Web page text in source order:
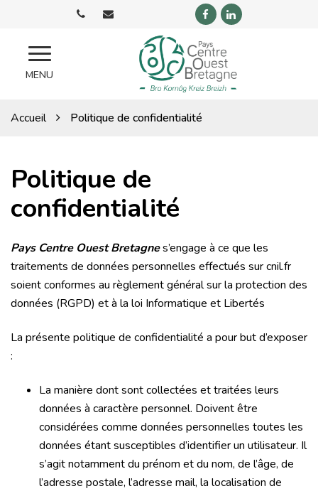
Lien
le
compte
Facebook
Lien
le
compte
Linkedin
MENU
Accueil Politique de confidentialité
Politique de
confidentialité
Pays Centre Ouest Bretagnes’engage à ce que les
traitements de données personnelles effectués sur cnil.fr
soient conformes au règlement général sur la protection des
données (RGPD) et à la loi Informatique et Libertés
La présente politique de confidentialité a pour but d’exposer
:
La manière dont sont collectées et traitées leurs
données à caractère personnel. Doivent être
considérées comme données personnelles toutes les
données étant susceptibles d’identifier un utilisateur. Il
s’agit notamment du prénom et du nom, de l’âge, de
l’adresse postale, l’adresse mail, la localisation de